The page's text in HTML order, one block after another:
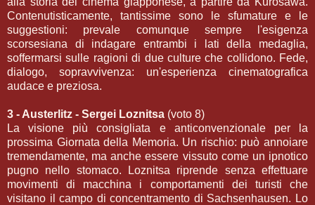
Contenutisticamente, tantissime sono le sfumature e le
suggestioni: prevale comunque sempre l'esigenza
scorsesiana di indagare entrambi i lati della medaglia,
soffermarsi sulle ragioni di due culture che collidono. Fede,
dialogo, sopravvivenza: un'esperienza cinematografica
audace e preziosa.
3 - Austerlitz - Sergei Loznitsa (voto 8)
La visione più consigliata e anticonvenzionale per la
prossima Giornata della Memoria. Un rischio: può annoiare
tremendamente, ma anche essere vissuto come un ipnotico
pugno nello stomaco. Loznitsa riprende senza effettuare
movimenti di macchina i comportamenti dei turisti che
visitano il campo di concentramento di Sachsenhausen. Lo